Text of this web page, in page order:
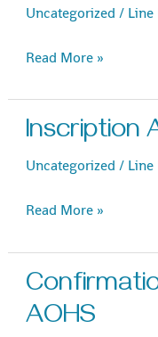
Uncategorized /
Read More »
Inscription
Uncategorized /
Inscription
AOHS
Read More »
AOHS
Confirmation
d’inscription